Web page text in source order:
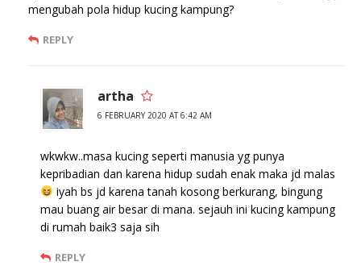
mengubah pola hidup kucing kampung?
REPLY
artha
6 FEBRUARY 2020 AT 6:42 AM
wkwkw..masa kucing seperti manusia yg punya
kepribadian dan karena hidup sudah enak maka jd malas
iyah bs jd karena tanah kosong berkurang, bingung
mau buang air besar di mana. sejauh ini kucing kampung
di rumah baik3 saja sih
REPLY